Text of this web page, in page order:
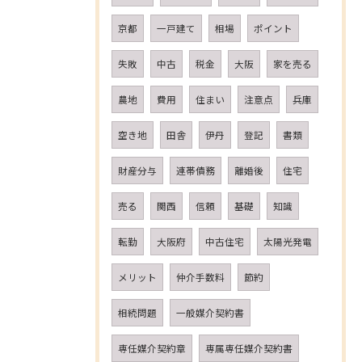
京都 一戸建て 相場 ポイント
失敗 中古 税金 大阪 家を売る
農地 費用 住まい 注意点 兵庫
空き地 田舎 伊丹 登記 書類
財産分与 連帯債務 離婚後 住宅
売る 関西 信頼 基礎 知識
転勤 大阪府 中古住宅 太陽光発電
メリット 仲介手数料 節約
相続問題 一般媒介契約書
専任媒介契約章 専属専任媒介契約書